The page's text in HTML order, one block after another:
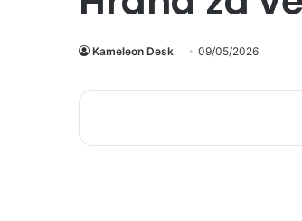
Kameleon Desk 09/05/2026